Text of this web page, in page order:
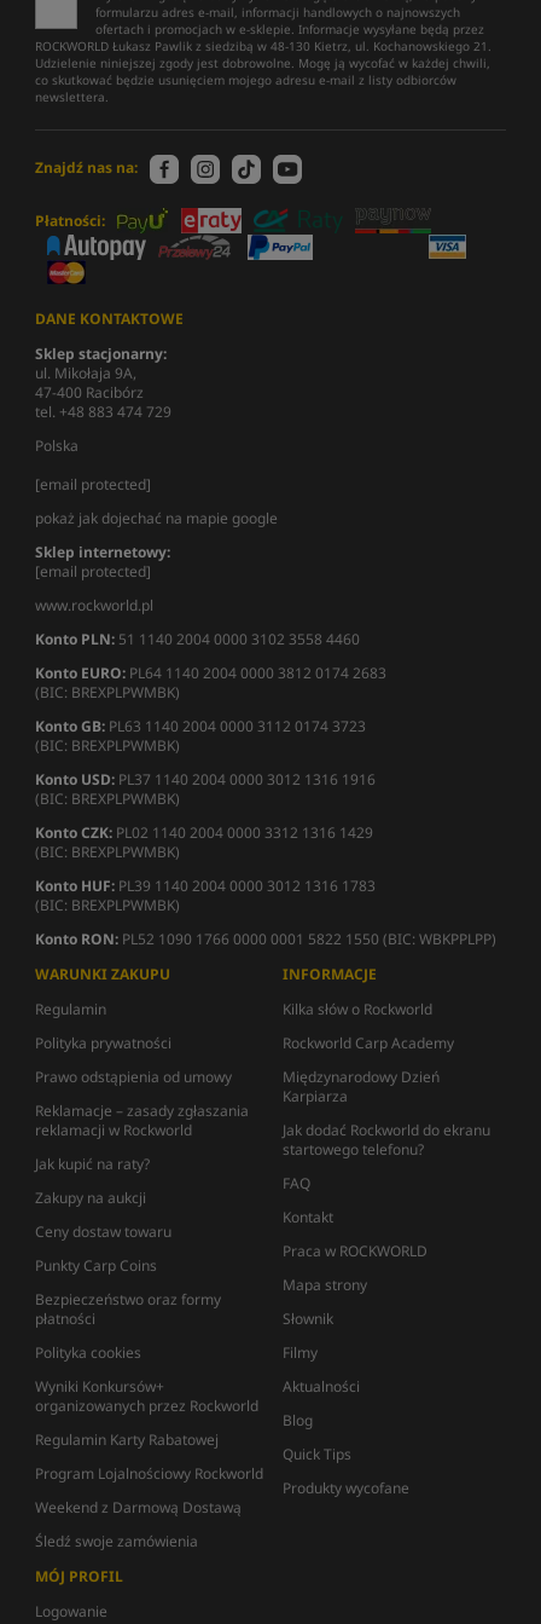
formularzu adres e-mail, informacji handlowych o najnowszych
ofertach i promocjach w e-sklepie. Informacje wysyłane będą przez
ROCKWORLD Łukasz Pawlik z siedzibą w 48-130 Kietrz, ul. Kochanowskiego 21.
Udzielenie niniejszej zgody jest dobrowolne. Mogę ją wycofać w każdej chwili,
co skutkować będzie usunięciem mojego adresu e-mail z listy odbiorców
newslettera.
Znajdź nas na:
Płatności:
DANE KONTAKTOWE
Sklep stacjonarny:
ul. Mikołaja 9A,
47-400 Racibórz
tel. +48 883 474 729
Polska
[email protected]
pokaż jak dojechać na mapie google
Sklep internetowy:
[email protected]
www.rockworld.pl
Konto PLN: 51 1140 2004 0000 3102 3558 4460
Konto EURO: PL64 1140 2004 0000 3812 0174 2683
(BIC: BREXPLPWMBK)
Konto GB: PL63 1140 2004 0000 3112 0174 3723
(BIC: BREXPLPWMBK)
Konto USD: PL37 1140 2004 0000 3012 1316 1916
(BIC: BREXPLPWMBK)
Konto CZK: PL02 1140 2004 0000 3312 1316 1429
(BIC: BREXPLPWMBK)
Konto HUF: PL39 1140 2004 0000 3012 1316 1783
(BIC: BREXPLPWMBK)
Konto RON: PL52 1090 1766 0000 0001 5822 1550 (BIC: WBKPPLPP)
WARUNKI ZAKUPU
Regulamin
Polityka prywatności
Prawo odstąpienia od umowy
Reklamacje – zasady zgłaszania
reklamacji w Rockworld
Jak kupić na raty?
Zakupy na aukcji
Ceny dostaw towaru
Punkty Carp Coins
Bezpieczeństwo oraz formy
płatności
Polityka cookies
Wyniki Konkursów+
organizowanych przez Rockworld
Regulamin Karty Rabatowej
Program Lojalnościowy Rockworld
Weekend z Darmową Dostawą
Śledź swoje zamówienia
INFORMACJE
Kilka słów o Rockworld
Rockworld Carp Academy
Międzynarodowy Dzień
Karpiarza
Jak dodać Rockworld do ekranu
startowego telefonu?
FAQ
Kontakt
Praca w ROCKWORLD
Mapa strony
Słownik
Filmy
Aktualności
Blog
Quick Tips
Produkty wycofane
MÓJ PROFIL
Logowanie